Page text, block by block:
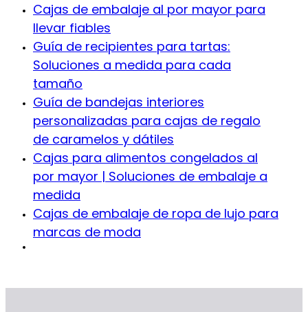
Cajas de embalaje al por mayor para
llevar fiables
Guía de recipientes para tartas:
Soluciones a medida para cada
tamaño
Guía de bandejas interiores
personalizadas para cajas de regalo
de caramelos y dátiles
Cajas para alimentos congelados al
por mayor | Soluciones de embalaje a
medida
Cajas de embalaje de ropa de lujo para
marcas de moda